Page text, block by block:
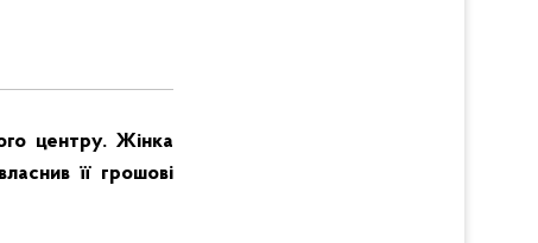
центру. Жінка
її грошові